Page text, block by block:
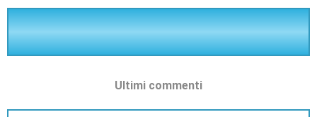
Ultimi commenti